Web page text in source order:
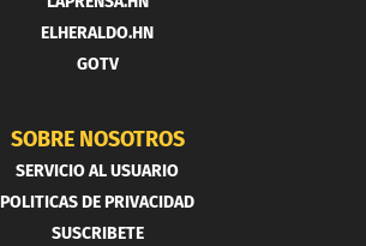
ELHERALDO.HN
GOTV
SOBRE NOSOTROS
SERVICIO AL USUARIO
POLITICAS DE PRIVACIDAD
SUSCRIBETE